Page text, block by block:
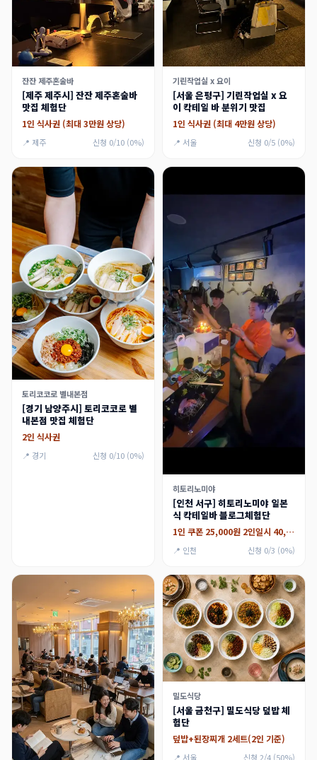
잔잔 제주혼술바
[제주 제주시] 잔잔 제주혼술바
맛집 체험단
1인 식사권 (최대 3만원 상당)
📍 제주 신청 0/10 (0%)
기린작업실 x 요이
[서울 은평구] 기린작업실 x 요
이 칵테일 바 분위기 맛집
1인 식사권 (최대 4만원 상당)
📍 서울 신청 0/5 (0%)
토리코코로 별내본점
[경기 남양주시] 토리코코로 별
내본점 맛집 체험단
2인 식사권
📍 경기 신청 0/10 (0%)
히토리노미야
[인천 서구] 히토리노미야 일본
식 칵테일바 블로그체험단
1인 쿠폰 25,000원 2인일시 40,000원
📍 인천 신청 0/3 (0%)
밀도식당
[서울 금천구] 밀도식당 덮밥 체
험단
덮밥+된장찌개 2세트(2인 기준)
📍 서울 신청 2/4 (50%)